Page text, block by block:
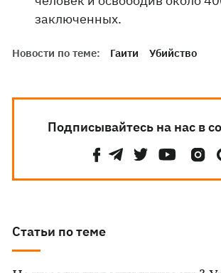
заключенных.
Новости по теме: Гаити Убийство
Подписывайтесь на нас в
Статьи по теме